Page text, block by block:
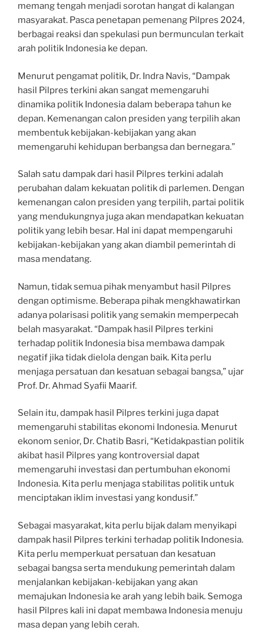
memang tengah menjadi sorotan hangat di kalangan
masyarakat. Pasca penetapan pemenang Pilpres 2024,
berbagai reaksi dan spekulasi pun bermunculan terkait
arah politik Indonesia ke depan.
Menurut pengamat politik, Dr. Indra Navis, “Dampak
hasil Pilpres terkini akan sangat memengaruhi
dinamika politik Indonesia dalam beberapa tahun ke
depan. Kemenangan calon presiden yang terpilih akan
membentuk kebijakan-kebijakan yang akan
memengaruhi kehidupan berbangsa dan bernegara.”
Salah satu dampak dari hasil Pilpres terkini adalah
perubahan dalam kekuatan politik di parlemen. Dengan
kemenangan calon presiden yang terpilih, partai politik
yang mendukungnya juga akan mendapatkan kekuatan
politik yang lebih besar. Hal ini dapat mempengaruhi
kebijakan-kebijakan yang akan diambil pemerintah di
masa mendatang.
Namun, tidak semua pihak menyambut hasil Pilpres
dengan optimisme. Beberapa pihak mengkhawatirkan
adanya polarisasi politik yang semakin memperpecah
belah masyarakat. “Dampak hasil Pilpres terkini
terhadap politik Indonesia bisa membawa dampak
negatif jika tidak dielola dengan baik. Kita perlu
menjaga persatuan dan kesatuan sebagai bangsa,” ujar
Prof. Dr. Ahmad Syafii Maarif.
Selain itu, dampak hasil Pilpres terkini juga dapat
memengaruhi stabilitas ekonomi Indonesia. Menurut
ekonom senior, Dr. Chatib Basri, “Ketidakpastian politik
akibat hasil Pilpres yang kontroversial dapat
memengaruhi investasi dan pertumbuhan ekonomi
Indonesia. Kita perlu menjaga stabilitas politik untuk
menciptakan iklim investasi yang kondusif.”
Sebagai masyarakat, kita perlu bijak dalam menyikapi
dampak hasil Pilpres terkini terhadap politik Indonesia.
Kita perlu memperkuat persatuan dan kesatuan
sebagai bangsa serta mendukung pemerintah dalam
menjalankan kebijakan-kebijakan yang akan
memajukan Indonesia ke arah yang lebih baik. Semoga
hasil Pilpres kali ini dapat membawa Indonesia menuju
masa depan yang lebih cerah.